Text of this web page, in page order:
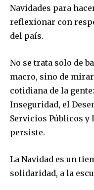
Navidades para
reflexionar con
del país.
No se trata solo de
macro, sino de
cotidiana de la
Inseguridad, el
Servicios Públicos y
persiste.
La Navidad es un
solidaridad, a la